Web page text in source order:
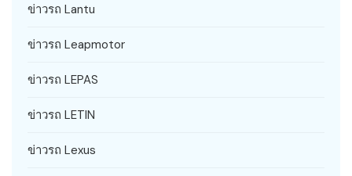
ข่าวรถ Lantu
ข่าวรถ Leapmotor
ข่าวรถ LEPAS
ข่าวรถ LETIN
ข่าวรถ Lexus